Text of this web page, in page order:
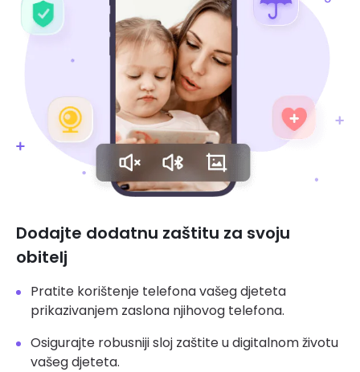
Dodajte dodatnu zaštitu za svoju
obitelj
Pratite korištenje telefona vašeg djeteta
prikazivanjem zaslona njihovog telefona.
Osigurajte robusniji sloj zaštite u digitalnom životu
vašeg djeteta.